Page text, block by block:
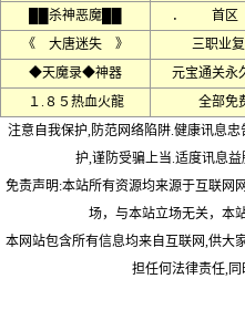
██杀神恶魔██
． 首
《 大唐迷失 》
三职业
◆天魔录◆神器
元宝通关永
１.８５热血火龍
全部免
注意自我保护,防范网络陷阱.健康讯息
护,谨防受骗上当.适度讯息
免责声明:本站所有资源均来源于互联网
场，与本站立场无关，本
本网站包含所有信息均来自互联网,供大
担任何法律责任,